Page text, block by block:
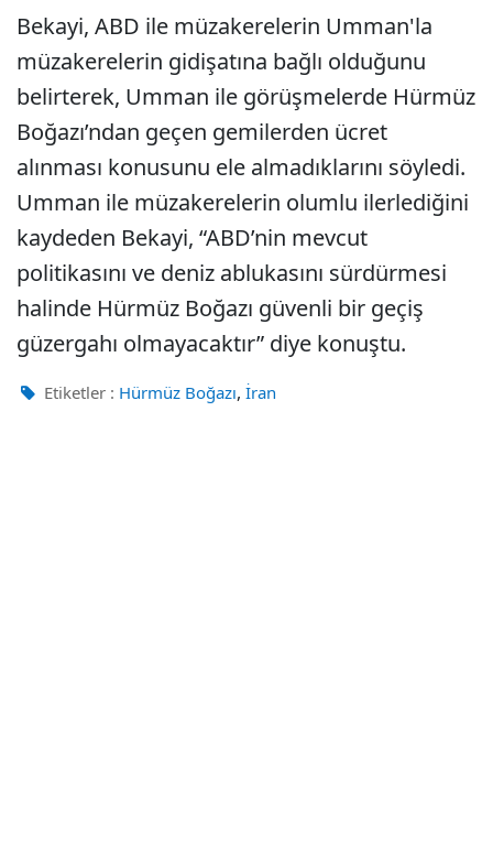
Bekayi, ABD ile müzakerelerin Umman'la
müzakerelerin gidişatına bağlı olduğunu
belirterek, Umman ile görüşmelerde Hürmüz
Boğazı’ndan geçen gemilerden ücret
alınması konusunu ele almadıklarını söyledi.
Umman ile müzakerelerin olumlu ilerlediğini
kaydeden Bekayi, “ABD’nin mevcut
politikasını ve deniz ablukasını sürdürmesi
halinde Hürmüz Boğazı güvenli bir geçiş
güzergahı olmayacaktır” diye konuştu.
Etiketler : Hürmüz Boğazı, İran